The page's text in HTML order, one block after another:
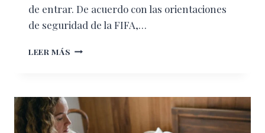
de entrar. De acuerdo con las orientaciones
de seguridad de la FIFA,…
LEER MÁS QUÉ
NO
AL
ESTADIO